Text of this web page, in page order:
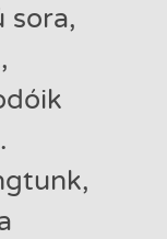
sora,